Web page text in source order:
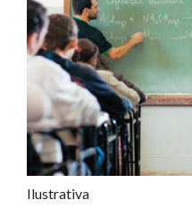
Ilustrativa